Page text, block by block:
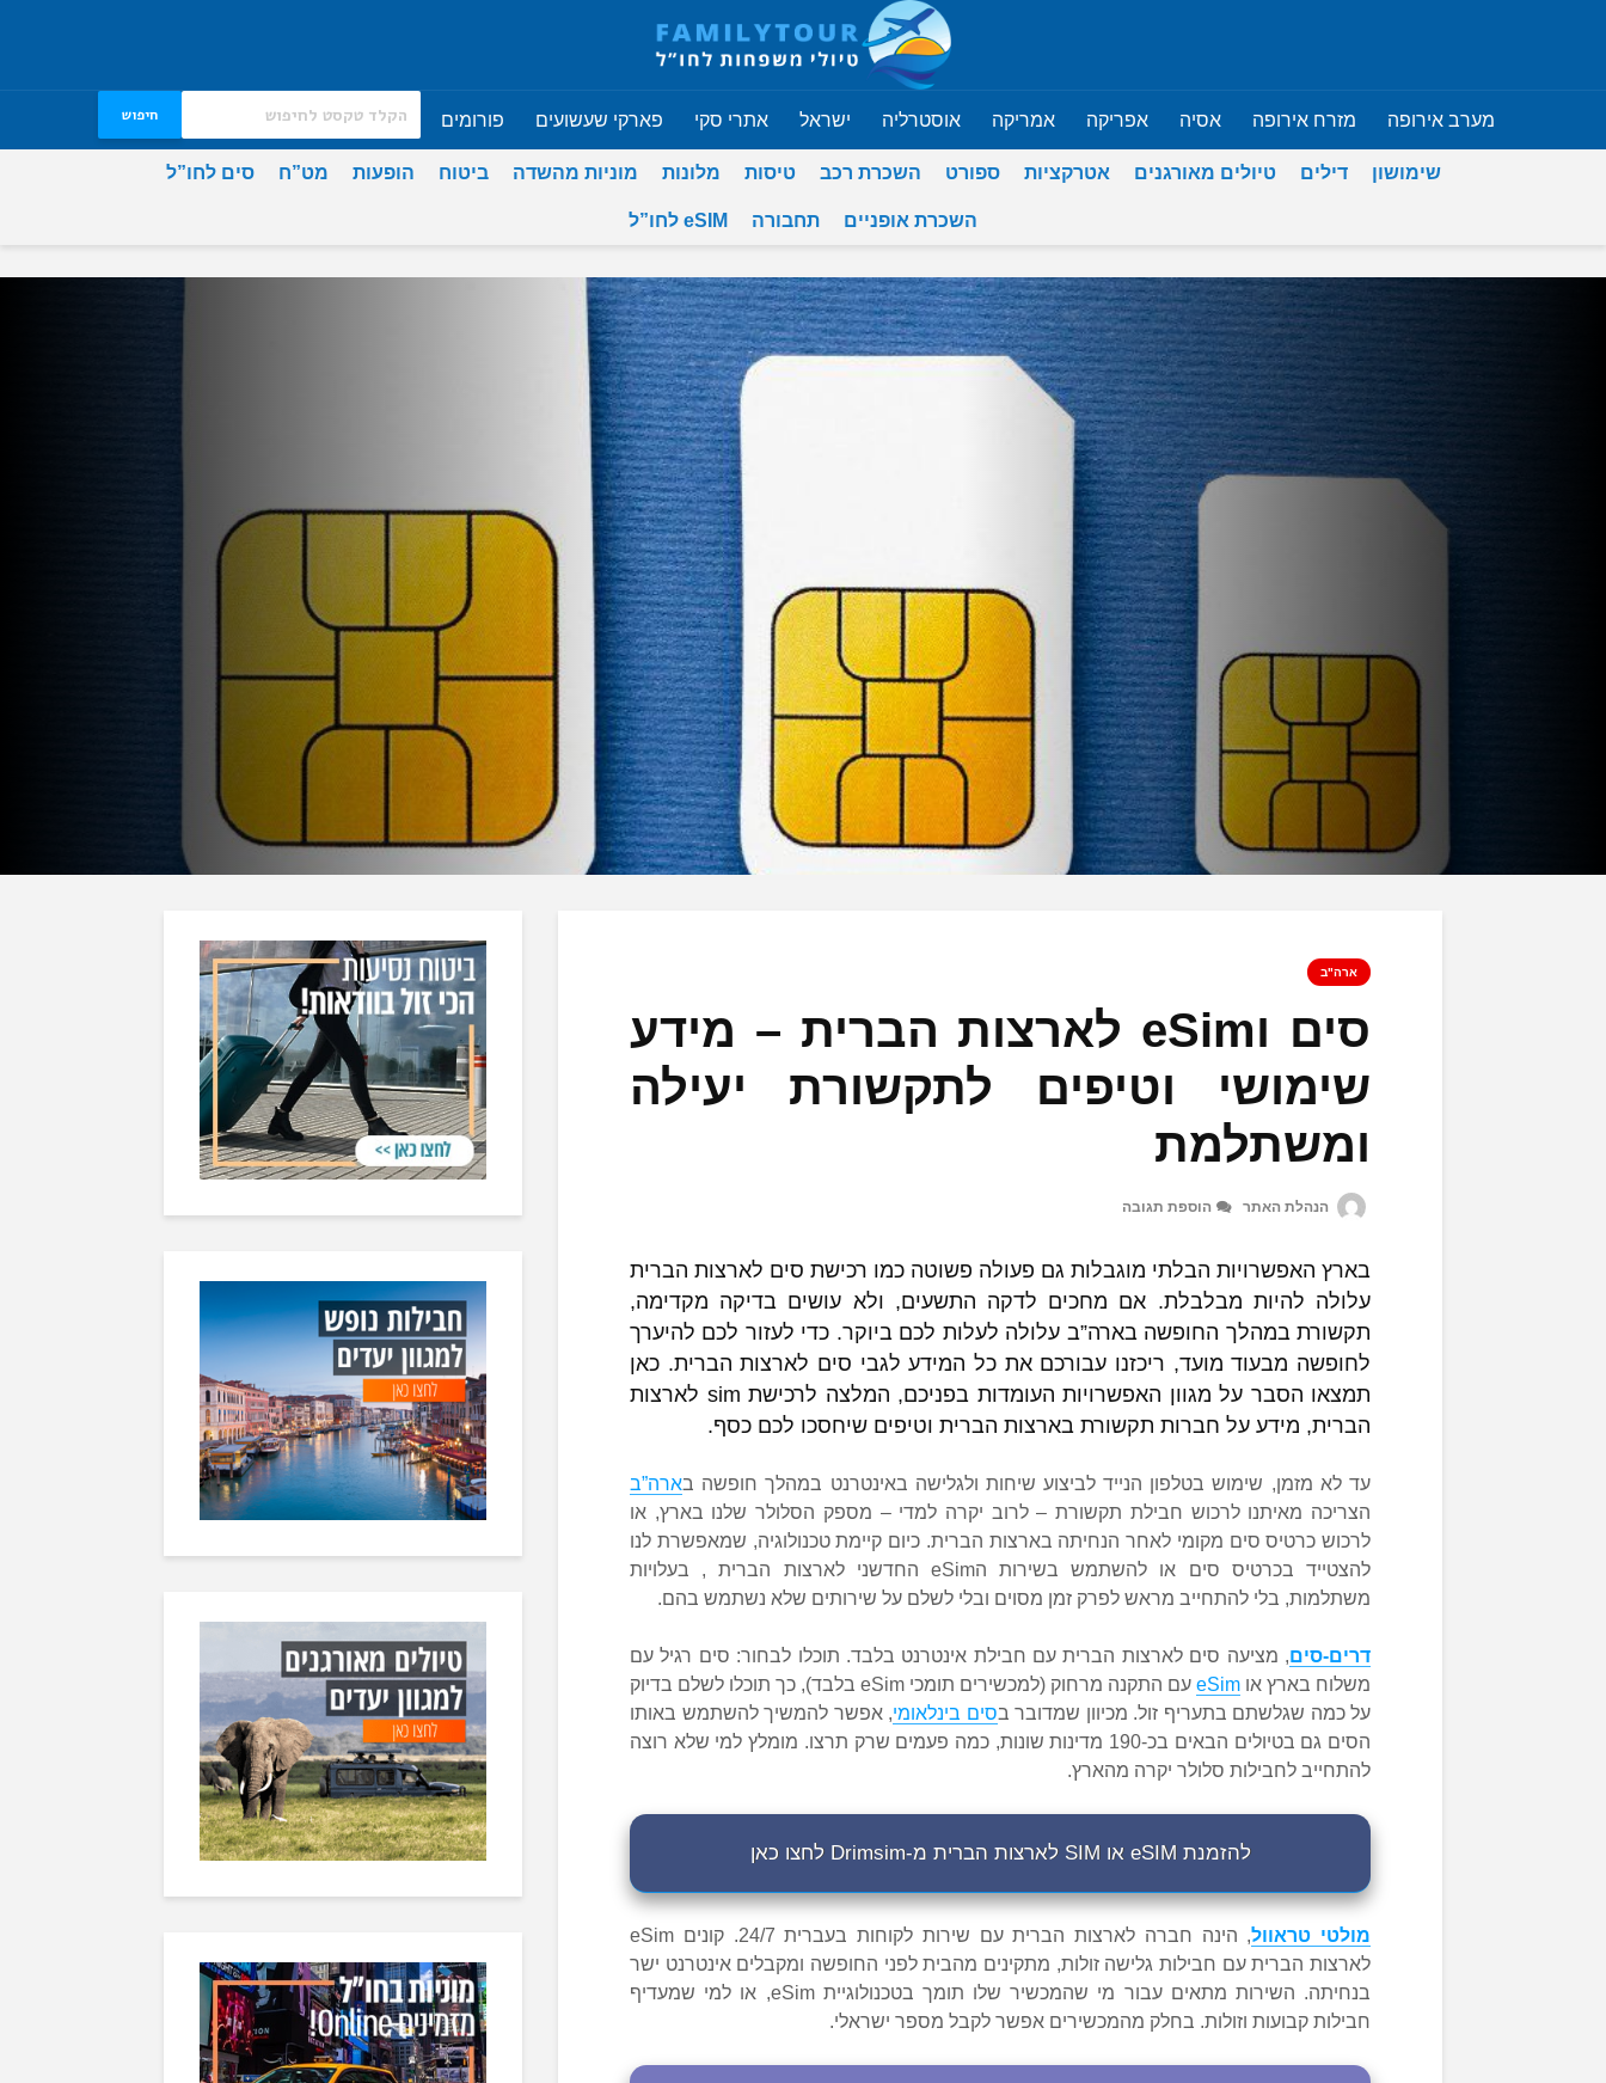
מערב אירופה מזרח אירופה אסיה אפריקה אמריקה אוסטרליה ישראל אתרי סקי פארקי שעשועים פורומים חיפוש
שימושון דילים טיולים מאורגנים אטרקציות ספורט השכרת רכב טיסות מלונות מוניות מהשדה ביטוח הופעות מט”ח סים לחו”ל
השכרת אופניים תחבורה eSIM לחו”ל
ארה"ב
סים וeSim לארצות הברית – מידע
שימושי וטיפים לתקשורת יעילה
ומשתלמת
הנהלת האתר הוספת תגובה
בארץ האפשרויות הבלתי מוגבלות גם פעולה פשוטה כמו רכישת סים לארצות הברית
עלולה להיות מבלבלת. אם מחכים לדקה התשעים, ולא עושים בדיקה מקדימה,
תקשורת במהלך החופשה בארה”ב עלולה לעלות לכם ביוקר. כדי לעזור לכם להיערך
לחופשה מבעוד מועד, ריכזנו עבורכם את כל המידע לגבי סים לארצות הברית. כאן
תמצאו הסבר על מגוון האפשרויות העומדות בפניכם, המלצה לרכישת sim לארצות
הברית, מידע על חברות תקשורת בארצות הברית וטיפים שיחסכו לכם כסף.
עד לא מזמן, שימוש בטלפון הנייד לביצוע שיחות ולגלישה באינטרנט במהלך חופשה בארה”ב
הצריכה מאיתנו לרכוש חבילת תקשורת – לרוב יקרה למדי – מספק הסלולר שלנו בארץ, או
לרכוש כרטיס סים מקומי לאחר הנחיתה בארצות הברית. כיום קיימת טכנולוגיה, שמאפשרת לנו
להצטייד בכרטיס סים או להשתמש בשירות הeSim החדשני לארצות הברית , בעלויות
משתלמות, בלי להתחייב מראש לפרק זמן מסוים ובלי לשלם על שירותים שלא נשתמש בהם.
דרים-סים, מציעה סים לארצות הברית עם חבילת אינטרנט בלבד. תוכלו לבחור: סים רגיל עם
משלוח בארץ או eSim
עם התקנה מרחוק (למכשירים תומכי eSim בלבד), כך תוכלו לשלם בדיוק
על כמה שגלשתם בתעריף זול. מכיוון שמדובר בסים בינלאומי, אפשר להמשיך להשתמש באותו
הסים גם בטיולים הבאים בכ-190 מדינות שונות, כמה פעמים שרק תרצו. מומלץ למי שלא רוצה
להתחייב לחבילות סלולר יקרה מהארץ.
להזמנת eSIM או SIM לארצות הברית מ-Drimsim לחצו כאן
מולטי טראוול
, הינה חברה לארצות הברית עם שירות לקוחות בעברית 24/7. קונים eSim
לארצות הברית עם חבילות גלישה זולות, מתקינים מהבית לפני החופשה ומקבלים אינטרנט ישר
בנחיתה. השירות מתאים עבור מי שהמכשיר שלו תומך בטכנולוגיית eSim, או למי שמעדיף
חבילות קבועות וזולות. בחלק מהמכשירים אפשר לקבל מספר ישראלי.